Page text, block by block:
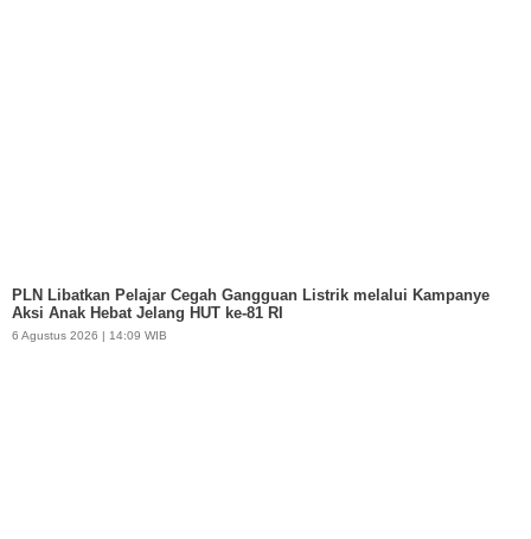
PLN Libatkan Pelajar Cegah Gangguan Listrik melalui Kampanye
Aksi Anak Hebat Jelang HUT ke-81 RI
6 Agustus 2026 | 14:09 WIB